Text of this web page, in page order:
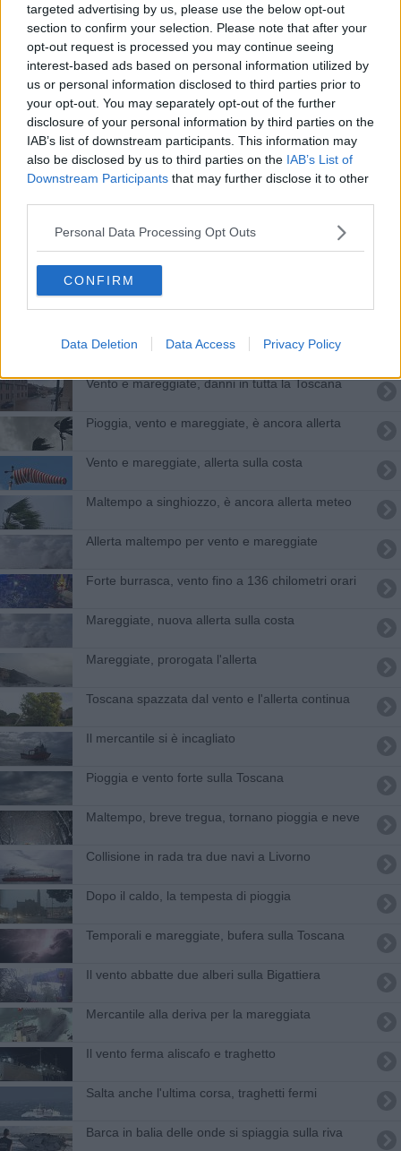
targeted advertising by us, please use the below opt-out
section to confirm your selection. Please note that after your
opt-out request is processed you may continue seeing
interest-based ads based on personal information utilized by
us or personal information disclosed to third parties prior to
your opt-out. You may separately opt-out of the further
disclosure of your personal information by third parties on the
IAB’s list of downstream participants. This information may
also be disclosed by us to third parties on the IAB’s List of
Downstream Participants that may further disclose it to other
Personal Data Processing Opt Outs
CONFIRM
Data Deletion Data Access Privacy Policy
Arrivano temporali forti, allerta in tutta la Toscana
Cambia il tempo, allerta gialle per i temporali
Vento e mareggiate, allerta su costa e crinali
Temporali vento e mareggiate, allerta ovunque
Maltempo, in Toscana allerta meteo arancione
Temporali e vento, prolungata l'allerta arancione
Piogge mareggiate e vento, ancora ore di allerta
Maltempo, in Toscana 15mila case senza luce
Vento e mareggiate, danni in tutta la Toscana
Pioggia, vento e mareggiate, è ancora allerta
Vento e mareggiate, allerta sulla costa
Maltempo a singhiozzo, è ancora allerta meteo
Allerta maltempo per vento e mareggiate
Forte burrasca, vento fino a 136 chilometri orari
Mareggiate, nuova allerta sulla costa
Mareggiate, prorogata l'allerta
Toscana spazzata dal vento e l'allerta continua
Il mercantile si è incagliato
Pioggia e vento forte sulla Toscana
Maltempo, breve tregua, tornano pioggia e neve
Collisione in rada tra due navi a Livorno
Dopo il caldo, la tempesta di pioggia
Temporali e mareggiate, bufera sulla Toscana
Il vento abbatte due alberi sulla Bigattiera
Mercantile alla deriva per la mareggiata
Il vento ferma aliscafo e traghetto
Salta anche l'ultima corsa, traghetti fermi
Barca in balia delle onde si spiaggia sulla riva